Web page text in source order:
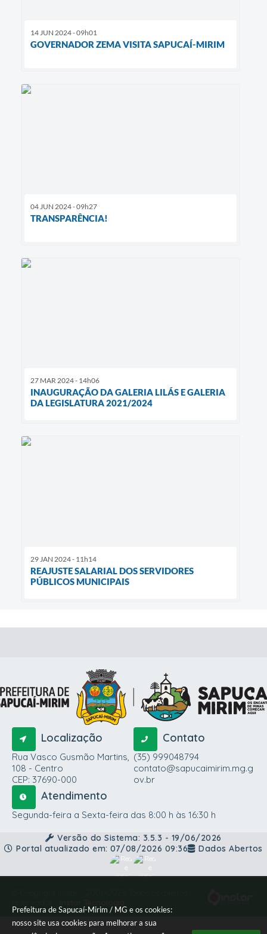
Prefeitura de Sapucaí-Mirim / MG e os cookies:
nosso site usa cookies para melhorar a sua
14 JUN 2024 - 09h01
GOVERNADOR ZEMA VISITA SAPUCAÍ-MIRIM
04 JUN 2024 - 09h27
TRANSPARÊNCIA!
27 MAR 2024 - 14h06
INAUGURAÇÃO DA GALERIA LILÁS E GALERIA
DA LEGISLATURA 2021/2024
29 JAN 2024 - 11h14
REAJUSTE SALARIAL DOS SERVIDORES
PÚBLICOS MUNICIPAIS
Localização
Rua Vasco Gusmão Martins,
108 - Centro
CEP: 37690-000
Contato
(35) 999048794
contato@sapucaimirim.mg.g
ov.br
Atendimento
Segunda-feira a Sexta-feira das 8:00 h às 16:30 h
Versão do Sistema: 3.5.3 - 19/06/2026
Portal atualizado em:07/08/2026 09:36 Dados Abertos